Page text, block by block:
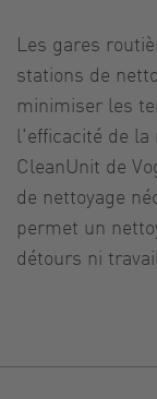
Les gares
stations de
minimiser les
l'efficacité de
CleanUnit de
de nettoyage
permet un
détours ni